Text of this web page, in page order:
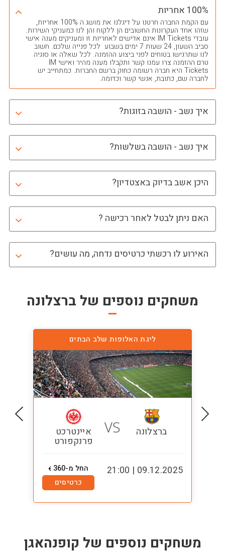
100% אחריות
עם הקמת החברה חרטנו על דיגלנו את מושג ה 100% אחריות,
שזהו אחד העקרונות החשובים הן ללקוח והן לנו כמעניקי השירות.
עובדי IM Tickets אינם אדישים לאחריות זו ומעניקים מענה אישי
סביב השעון, 24 שעות 7 ימים בשבוע לכל פנייה שלכם. חשוב
לנו שתרגישו בטוחים לפני ביצוע ההזמנה. לכל שאלה או סוגיה
טרם ההזמנה צרו עמנו קשר ותקבלו מענה מהיר ואישי IM
Tickets היא חברה רשומה כחוק ברשם החברות. כמתחייב יש
לחברה שם, כתובת, אנשי קשר וכדומה.
איך נשב - הושבה בזוגות?
איך נשב - הושבה בשלשות?
היכן אשב בדיוק באצטדיון?
האם ניתן לבטל לאחר רכישה ?
האירוע לו רכשתי כרטיסים נדחה, מה עושים?
משחקים נוספים של ברצלונה
ליגת האלופות שלב הבתים
ברצלונה VS איינטרכט
פרנקפורט
09.12.2025 | 21:00 החל מ-360 €
כרטיסים
משחקים נוספים של קופנהאגן